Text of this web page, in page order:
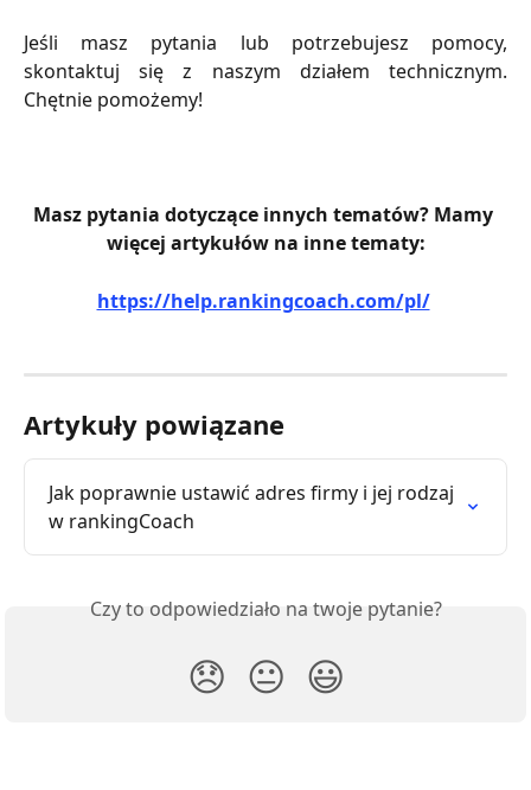
Jeśli masz pytania lub potrzebujesz pomocy,
skontaktuj się z naszym działem technicznym.
Chętnie pomożemy!
Masz pytania dotyczące innych tematów? Mamy
więcej artykułów na inne tematy:
https://help.rankingcoach.com/pl/
Artykuły powiązane
Jak poprawnie ustawić adres firmy i jej rodzaj
w rankingCoach
Czy to odpowiedziało na twoje pytanie?
😞 😐 😃